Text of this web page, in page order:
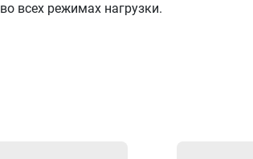
во всех режимах нагрузки.